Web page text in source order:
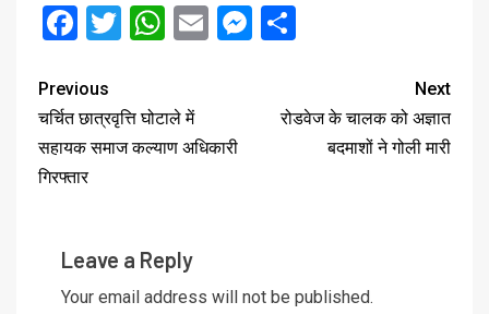
Facebook
Twitter
WhatsApp
EmailMessenger
Previous
चर्चित छात्रवृत्ति घोटाले में
सहायक समाज कल्याण अधिकारी
गिरफ्तार
Next
रोडवेज के चालक को अज्ञात
बदमाशों ने गोली मारी
Leave a Reply
Your email address will not be published.